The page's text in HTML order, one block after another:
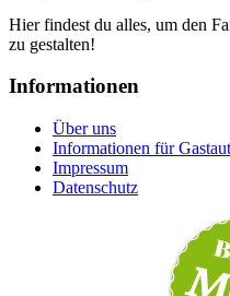
Hier findest du alles, um den
zu gestalten!
Informationen
Über uns
Informationen für
Impressum
Datenschutz